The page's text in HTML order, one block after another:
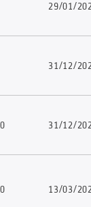
29/01/
31/12/
31/12/
13/03/